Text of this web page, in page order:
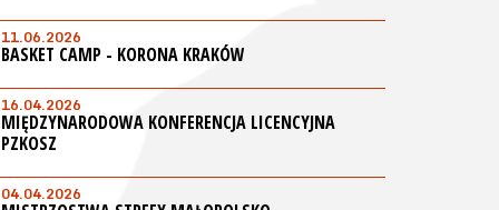
11.06.2026
BASKET CAMP - KORONA KRAKÓW
16.04.2026
MIĘDZYNARODOWA KONFERENCJA LICENCYJNA
PZKOSZ
04.04.2026